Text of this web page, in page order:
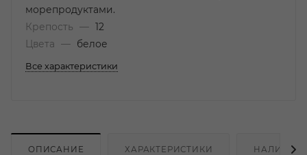
морепродуктами.
Крепость
— 12
Цвета
— белое
Все характеристики
ОПИСАНИЕ ХАРАКТЕРИСТИКИ НАЛИЧИЕ